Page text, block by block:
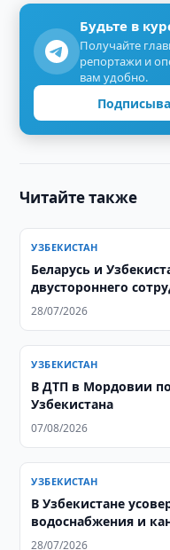
Будьте в
Получайте
репортажи и
вам удобно.
Читайте также
УЗБЕКИСТАН
Беларусь и
двустороннего
28/07/2026
УЗБЕКИСТАН
В ДТП в Мордовии
Узбекистана
07/08/2026
УЗБЕКИСТАН
В Узбекистане
водоснабжения и
28/07/2026